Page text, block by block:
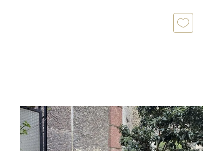
PARIS 75018
26 m 2, 1 pièce
Ref : 27715